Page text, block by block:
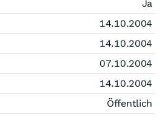
Ja
14.10.2004
14.10.2004
07.10.2004
14.10.2004
Öffentlich